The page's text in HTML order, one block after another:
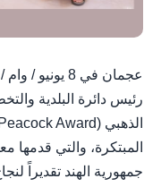
عجمان في 8
رئيس دائرة البلدية
جمهورية الهند تقديراً